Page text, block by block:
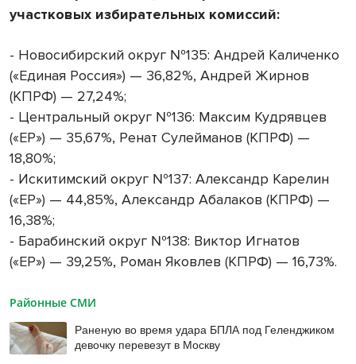
участковых избирательных комиссий:
- Новосибирский округ №135: Андрей Каличенко
(«Единая Россия») — 36,82%, Андрей Жирнов
(КПРФ) — 27,24%;
- Центральный округ №136: Максим Кудрявцев
(«ЕР») — 35,67%, Ренат Сулейманов (КПРФ) —
18,80%;
- Искитимский округ №137: Александр Карелин
(«ЕР») — 44,85%, Александр Абалаков (КПРФ) —
16,38%;
- Барабинский округ №138: Виктор Игнатов
(«ЕР») — 39,25%, Роман Яковлев (КПРФ) — 16,73%.
Районные СМИ
Раненую во время удара БПЛА под Геленджиком
девочку перевезут в Москву